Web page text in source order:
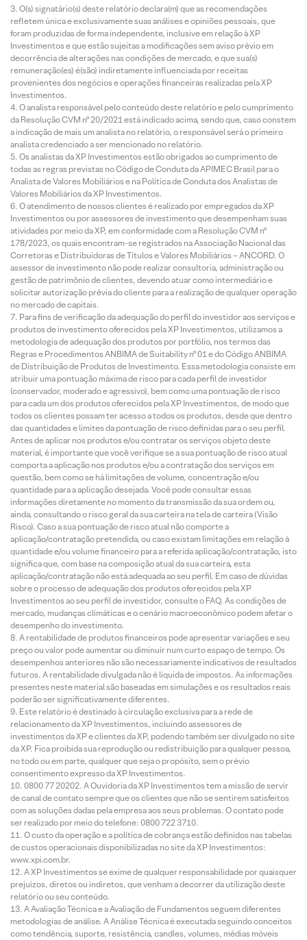
O(s) signatário(s) deste relatório declara(m) que as recomendações
refletem única e exclusivamente suas análises e opiniões pessoais, que
foram produzidas de forma independente, inclusive em relação à XP
Investimentos e que estão sujeitas a modificações sem aviso prévio em
decorrência de alterações nas condições de mercado, e que sua(s)
remuneração(es) é(são) indiretamente influenciada por receitas
provenientes dos negócios e operações financeiras realizadas pela XP
Investimentos.
O analista responsável pelo conteúdo deste relatório e pelo cumprimento
da Resolução CVM nº 20/2021 está indicado acima, sendo que, caso constem
a indicação de mais um analista no relatório, o responsável será o primeiro
analista credenciado a ser mencionado no relatório.
Os analistas da XP Investimentos estão obrigados ao cumprimento de
todas as regras previstas no Código de Conduta da APIMEC Brasil para o
Analista de Valores Mobiliários e na Política de Conduta dos Analistas de
Valores Mobiliários da XP Investimentos.
O atendimento de nossos clientes é realizado por empregados da XP
Investimentos ou por assessores de investimento que desempenham suas
atividades por meio da XP, em conformidade com a Resolução CVM nº
178/2023, os quais encontram-se registrados na Associação Nacional das
Corretoras e Distribuidoras de Títulos e Valores Mobiliários – ANCORD. O
assessor de investimento não pode realizar consultoria, administração ou
gestão de patrimônio de clientes, devendo atuar como intermediário e
solicitar autorização prévia do cliente para a realização de qualquer operação
no mercado de capitais.
Para fins de verificação da adequação do perfil do investidor aos serviços e
produtos de investimento oferecidos pela XP Investimentos, utilizamos a
metodologia de adequação dos produtos por portfólio, nos termos das
Regras e Procedimentos ANBIMA de Suitability nº 01 e do Código ANBIMA
de Distribuição de Produtos de Investimento. Essa metodologia consiste em
atribuir uma pontuação máxima de risco para cada perfil de investidor
(conservador, moderado e agressivo), bem como uma pontuação de risco
para cada um dos produtos oferecidos pela XP Investimentos, de modo que
todos os clientes possam ter acesso a todos os produtos, desde que dentro
das quantidades e limites da pontuação de risco definidas para o seu perfil.
Antes de aplicar nos produtos e/ou contratar os serviços objeto deste
material, é importante que você verifique se a sua pontuação de risco atual
comporta a aplicação nos produtos e/ou a contratação dos serviços em
questão, bem como se há limitações de volume, concentração e/ou
quantidade para a aplicação desejada. Você pode consultar essas
informações diretamente no momento da transmissão da sua ordem ou,
ainda, consultando o risco geral da sua carteira na tela de carteira (Visão
Risco). Caso a sua pontuação de risco atual não comporte a
aplicação/contratação pretendida, ou caso existam limitações em relação à
quantidade e/ou volume financeiro para a referida aplicação/contratação, isto
significa que, com base na composição atual da sua carteira, esta
aplicação/contratação não está adequada ao seu perfil. Em caso de dúvidas
sobre o processo de adequação dos produtos oferecidos pela XP
Investimentos ao seu perfil de investidor, consulte o FAQ. As condições de
mercado, mudanças climáticas e o cenário macroeconômico podem afetar o
desempenho do investimento.
A rentabilidade de produtos financeiros pode apresentar variações e seu
preço ou valor pode aumentar ou diminuir num curto espaço de tempo. Os
desempenhos anteriores não são necessariamente indicativos de resultados
futuros. A rentabilidade divulgada não é líquida de impostos. As informações
presentes neste material são baseadas em simulações e os resultados reais
poderão ser significativamente diferentes.
Este relatório é destinado à circulação exclusiva para a rede de
relacionamento da XP Investimentos, incluindo assessores de
investimentos da XP e clientes da XP, podendo também ser divulgado no site
da XP. Fica proibida sua reprodução ou redistribuição para qualquer pessoa,
no todo ou em parte, qualquer que seja o propósito, sem o prévio
consentimento expresso da XP Investimentos.
0800 77 20202. A Ouvidoria da XP Investimentos tem a missão de servir
de canal de contato sempre que os clientes que não se sentirem satisfeitos
com as soluções dadas pela empresa aos seus problemas. O contato pode
ser realizado por meio do telefone: 0800 722 3710.
O custo da operação e a política de cobrança estão definidos nas tabelas
de custos operacionais disponibilizadas no site da XP Investimentos:
www.xpi.com.br.
A XP Investimentos se exime de qualquer responsabilidade por quaisquer
prejuízos, diretos ou indiretos, que venham a decorrer da utilização deste
relatório ou seu conteúdo.
A Avaliação Técnica e a Avaliação de Fundamentos seguem diferentes
metodologias de análise. A Análise Técnica é executada seguindo conceitos
como tendência, suporte, resistência, candles, volumes, médias móveis